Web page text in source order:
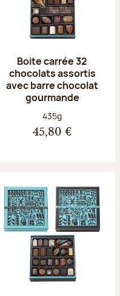
Boite carrée 32
chocolats assortis
avec barre chocolat
gourmande
Poids net :
435g
45,80 €